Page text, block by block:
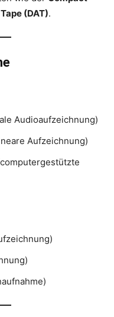
(DAT).
Audioaufzeichnung)
Aufzeichnung)